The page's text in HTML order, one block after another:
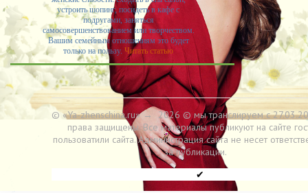
устроить шопинг, посидеть в кафе с
подругами, заняться
самосовершенствованием или творчеством.
Вашим семейным отношениям это будет
только на пользу. Читать статью
© «Ya-zhenschina.ru»→ 2026 © мы транслируем с
права защищены. Все материалы публикуют на сайте
пользоватили сайта. Администрация сайта не несет
за публикации.
✔